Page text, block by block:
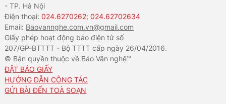
- TP. Hà Nội
Điện thoại:024.6270262; 024.62702634
Email: Baovannghe.com.vn@gmail.com
Giấy phép hoạt động báo điện tử số
207/GP-BTTTT - Bộ TTTT cấp ngày 26/04/2016.
© Bản quyền thuộc về Báo Văn nghệ™
ĐẶT BÁO GIẤY
HƯỚNG DẪN CÔNG TÁC
GỬI BÀI ĐẾN TOÀ SOẠN